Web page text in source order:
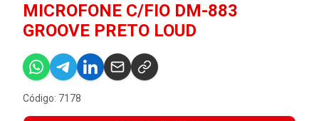
MICROFONE C/FIO DM-883
GROOVE PRETO LOUD
Código: 7178